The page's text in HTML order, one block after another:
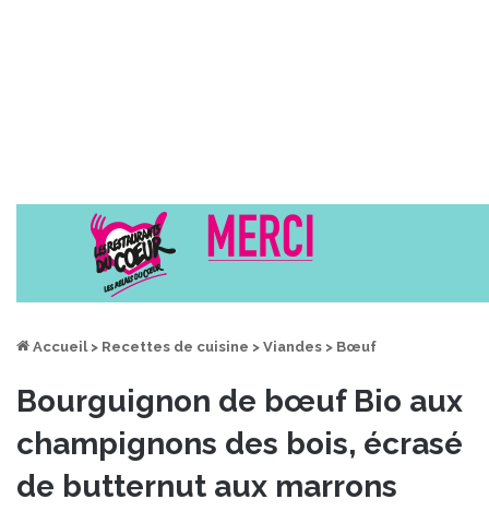
Accueil > Recettes de cuisine > Viandes > Bœuf
Bourguignon de bœuf Bio aux
champignons des bois, écrasé
de butternut aux marrons